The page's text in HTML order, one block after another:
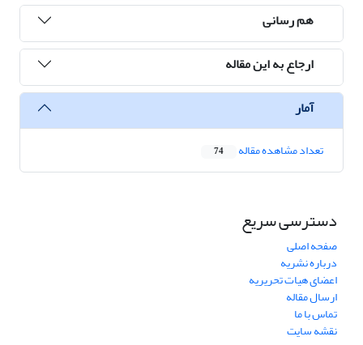
هم رسانی
ارجاع به این مقاله
آمار
تعداد مشاهده مقاله 74
دسترسی سریع
صفحه اصلی
درباره نشریه
اعضای هیات تحریریه
ارسال مقاله
تماس با ما
نقشه سایت